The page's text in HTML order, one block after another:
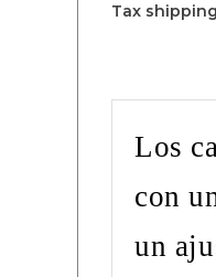
Tax shipping
Los
con
un